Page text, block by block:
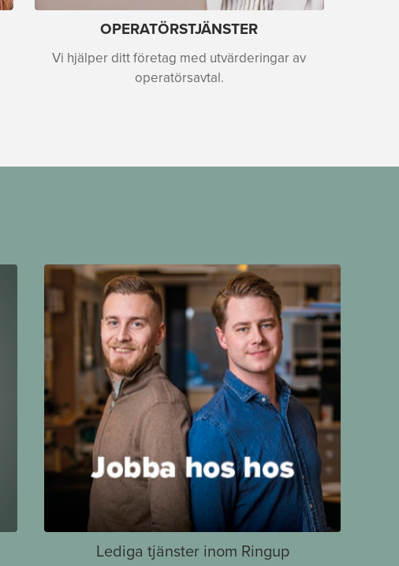
OPERATÖRSTJÄNSTER
Vi hjälper ditt företag med utvärderingar av
operatörsavtal.
Lediga tjänster inom Ringup